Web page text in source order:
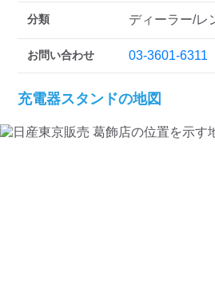
分類 ディーラー/レ
お問い合わせ 03-3601-6311
充電器スタンドの地図